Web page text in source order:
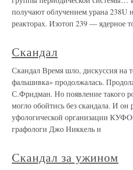
получают облучением урана 238U
реакторах. Изотоп 239 — ядерное
Скандал
Скандал Время шло, дискуссия на
фальшивка» продолжалась.
С.Фридман. Но появление такого
могло обойтись без скандала. И он
уфологической организации
графологи Джо Никкель и
Скандал за ужином